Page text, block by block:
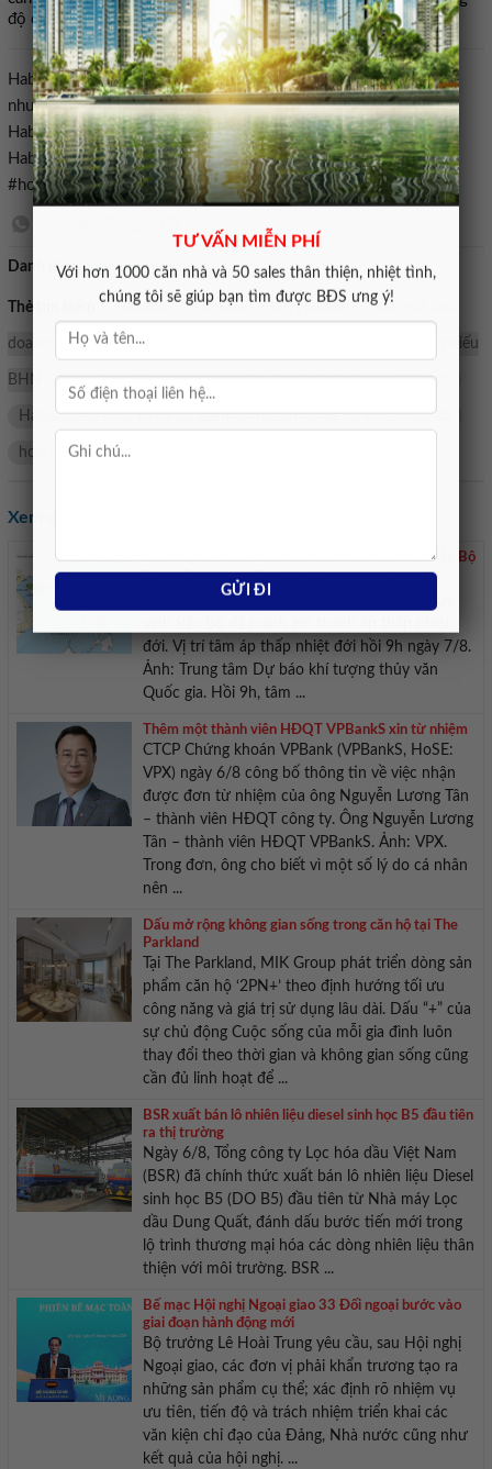
TƯ VẤN MIỄN PHÍ
Với hơn 1000 căn nhà và 50 sales thân thiện, nhiệt tình,
chúng tôi sẽ giúp bạn tìm được BĐS ưng ý!
độ cồn.
Habeco, BHN, Habeco 2026, kế hoạch kinh doanh Habeco, lợi
nhuận Habeco giảm, cổ phiếu BHN, ngành bia Việt Nam, cổ tức
Habeco, kết quả kinh doanh Habeco, ĐHĐCĐ 2026
Habeco#Habeco #lên #kế #hoạch #lợi #nhuận #năm #giảm
#hơn1774701279
Danh mục:Bán nhà mặt tiền
Thẻ tìm kiếm: Habeco ĐHĐCĐ 2026 Habeco kết quả kinh
doanh Habeco cổ tức Habeco cổ phiếu
BHN lợi nhuận Habeco giảm kế hoạch kinh doanh Habeco
Habeco 2026 BHN giảm hoạch kế nhuận
hơn lên Nam
Xem các tin khác:
Xuất hiện áp thấp nhiệt đới trên khu vực Vịnh Bắc Bộ
Theo Trung tâm Dự báo khí tượng thủy văn
đới. Vị trí tâm áp thấp nhiệt đới hồi 9h ngày 7/8.
Ảnh: Trung tâm Dự báo khí tượng thủy văn
Quốc gia. Hồi 9h, tâm ...
Thêm một thành viên HĐQT VPBankS xin từ nhiệm
CTCP Chứng khoán VPBank (VPBankS, HoSE:
VPX) ngày 6/8 công bố thông tin về việc nhận
được đơn từ nhiệm của ông Nguyễn Lương Tân
– thành viên HĐQT công ty. Ông Nguyễn Lương
Tân – thành viên HĐQT VPBankS. Ảnh: VPX.
Trong đơn, ông cho biết vì một số lý do cá nhân
nên ...
Dấu mở rộng không gian sống trong căn hộ tại The
Parkland
Tại The Parkland, MIK Group phát triển dòng sản
phẩm căn hộ ‘2PN+’ theo định hướng tối ưu
công năng và giá trị sử dụng lâu dài. Dấu “+” của
sự chủ động Cuộc sống của mỗi gia đình luôn
thay đổi theo thời gian và không gian sống cũng
cần đủ linh hoạt để ...
BSR xuất bán lô nhiên liệu diesel sinh học B5 đầu tiên
ra thị trường
Ngày 6/8, Tổng công ty Lọc hóa dầu Việt Nam
(BSR) đã chính thức xuất bán lô nhiên liệu Diesel
sinh học B5 (DO B5) đầu tiên từ Nhà máy Lọc
dầu Dung Quất, đánh dấu bước tiến mới trong
lộ trình thương mại hóa các dòng nhiên liệu thân
thiện với môi trường. BSR ...
Bế mạc Hội nghị Ngoại giao 33 Đối ngoại bước vào
giai đoạn hành động mới
Bộ trưởng Lê Hoài Trung yêu cầu, sau Hội nghị
Ngoại giao, các đơn vị phải khẩn trương tạo ra
những sản phẩm cụ thể; xác định rõ nhiệm vụ
ưu tiên, tiến độ và trách nhiệm triển khai các
văn kiện chỉ đạo của Đảng, Nhà nước cũng như
kết quả của hội nghị. ...